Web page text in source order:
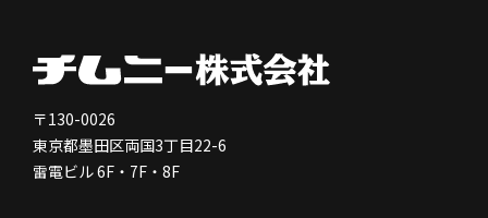
免責事項
株価情報
会社を知る
人を知る
はたらく環境
独立支援について
FC加盟店お問合せ
〒130-0026
東京都墨田区両国3丁目22-6
雷電ビル 6F・7F・8F